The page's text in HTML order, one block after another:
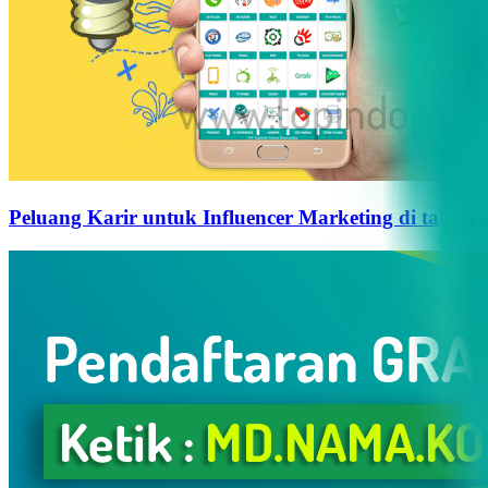
Peluang Karir untuk Influencer Marketing di tahun